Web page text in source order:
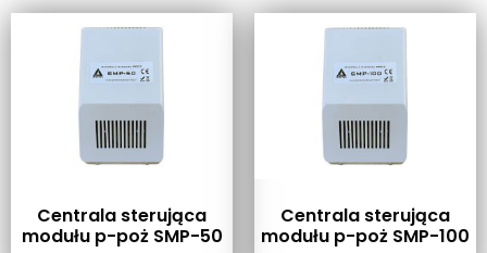
Centrala sterująca
modułu p-poż SMP-50
Centrala sterująca
modułu p-poż SMP-100